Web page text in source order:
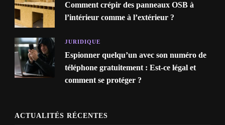
Comment crépir des panneaux OSB à
l’intérieur comme à l’extérieur ?
JURIDIQUE
Espionner quelqu’un avec son numéro de
téléphone gratuitement : Est-ce légal et
comment se protéger ?
ACTUALITÉS RÉCENTES